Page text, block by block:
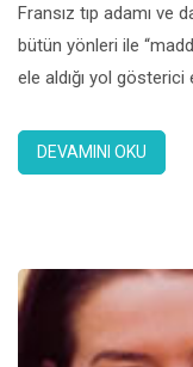
Fransız tıp adamı ve
bütün yönleri ile
ele aldığı yol
kurulamaz” der.
DEVAMINI OKU